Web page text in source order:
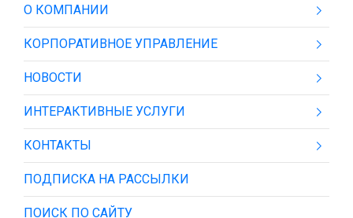
О КОМПАНИИ
КОРПОРАТИВНОЕ УПРАВЛЕНИЕ
НОВОСТИ
ИНТЕРАКТИВНЫЕ УСЛУГИ
КОНТАКТЫ
ПОДПИСКА НА РАССЫЛКИ
ПОИСК ПО САЙТУ